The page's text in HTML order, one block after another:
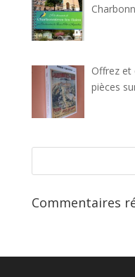
Offrez et
pièces
Commentaires